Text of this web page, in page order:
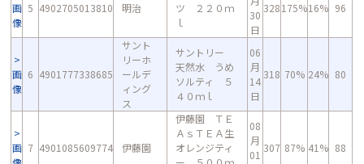
画
像
5 4902705013810 明治
ツ ２２０ｍ
ｌ
30
日
328175%16% 96
画
像
6 4901777338685
サント
リーホ
ールデ
ィング
ス
サントリー
天然水 うめ
ソルティ ５
４０ｍｌ
06
月
14
日
318 70% 24% 80
画 7 4901085609774 伊藤園
伊藤園 ＴＥ
ＡｓＴＥＡ生
オレンジティ
08
月
01
307 87% 41% 88